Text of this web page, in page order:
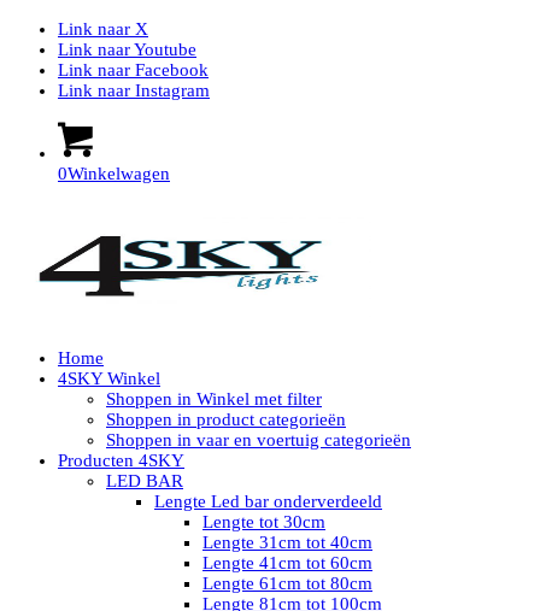
Link naar X
Link naar Youtube
Link naar Facebook
Link naar Instagram
0Winkelwagen
Home
4SKY Winkel
Shoppen in Winkel met filter
Shoppen in product categorieën
Shoppen in vaar en voertuig categorieën
Producten 4SKY
LED BAR
Lengte Led bar onderverdeeld
Lengte tot 30cm
Lengte 31cm tot 40cm
Lengte 41cm tot 60cm
Lengte 61cm tot 80cm
Lengte 81cm tot 100cm